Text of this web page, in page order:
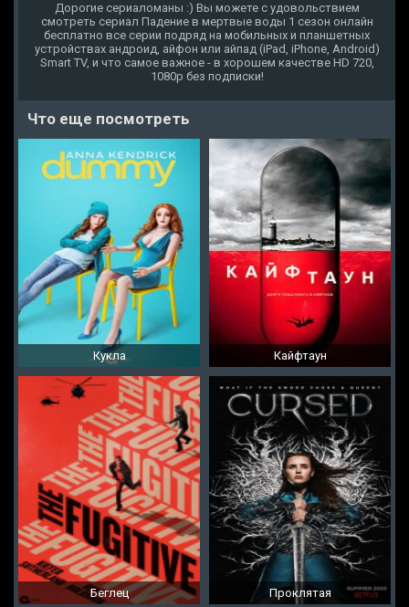
Дорогие сериаломаны :) Вы можете с удовольствием
смотреть сериал Падение в мертвые воды 1 сезон онлайн
бесплатно все серии подряд на мобильных и планшетных
устройствах андроид, айфон или айпад (iPad, iPhone, Android)
Smart TV, и что самое важное - в хорошем качестве HD 720,
1080p без подписки!
Что еще посмотреть
Кукла Кайфтаун
Беглец Проклятая